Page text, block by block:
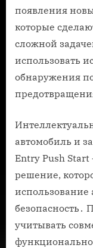
появления
которые
сложной
использовать
обнаружения
автомобиль и
Entry Push Start
решение,
использование
безопасность․
учитывать